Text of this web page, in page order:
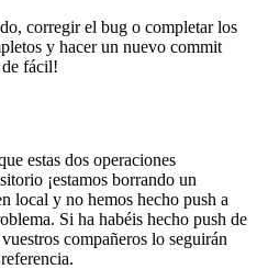
corregir el bug o completar los
y hacer un nuevo commit
fácil!
estas dos operaciones
¡estamos borrando un
local y no hemos hecho push a
Si ha habéis hecho push de
compañeros lo seguirán